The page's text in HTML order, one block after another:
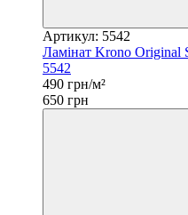
Артикул: 5542
Ламінат Krono Original
5542
490 грн/м²
650 грн